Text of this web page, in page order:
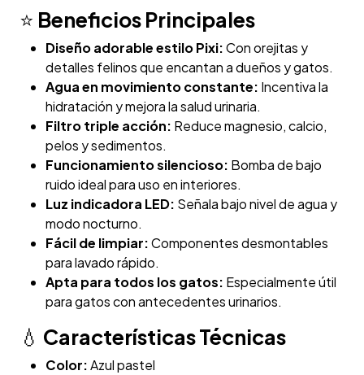
⭐ Beneficios Principales
Diseño adorable estilo Pixi:Con orejitas y
detalles felinos que encantan a dueños y gatos.
Agua en movimiento constante: Incentiva la
hidratación y mejora la salud urinaria.
Filtro triple acción: Reduce magnesio, calcio,
pelos y sedimentos.
Funcionamiento silencioso: Bomba de bajo
ruido ideal para uso en interiores.
Luz indicadora LED: Señala bajo nivel de agua y
modo nocturno.
Fácil de limpiar:Componentes desmontables
para lavado rápido.
Apta para todos los gatos: Especialmente útil
para gatos con antecedentes urinarios.
💧 Características Técnicas
Color:Azul pastel